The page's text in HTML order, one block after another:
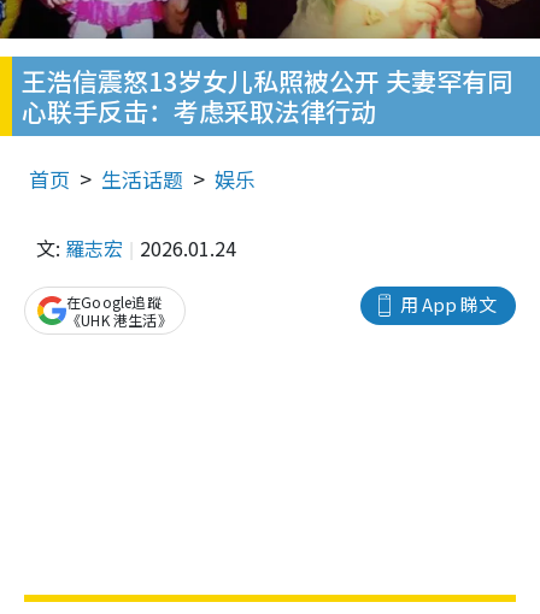
王浩信震怒13岁女儿私照被公开 夫妻罕有同
心联手反击：考虑采取法律行动
首页 生活话题 娱乐
文: 羅志宏 2026.01.24
用 App 睇文
在Google追蹤
《UHK 港生活》